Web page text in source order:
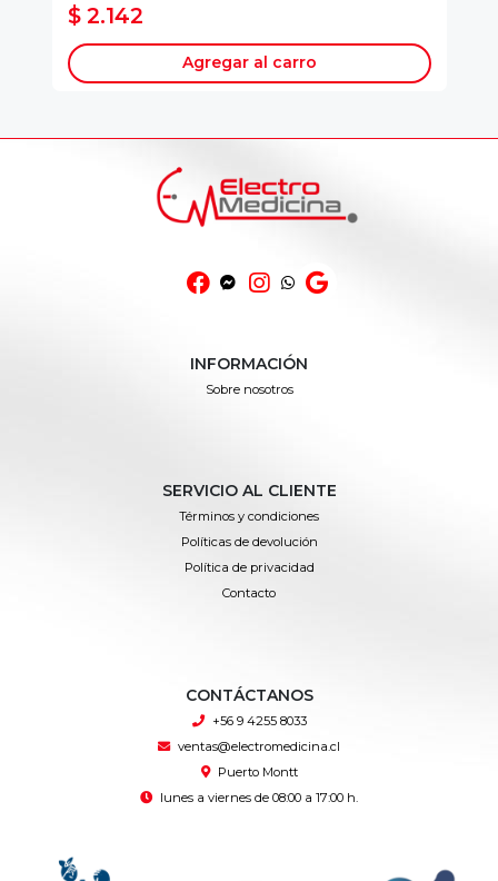
$ 2.142
Agregar al carro
INFORMACIÓN
Sobre nosotros
SERVICIO AL CLIENTE
Términos y condiciones
Políticas de devolución
Política de privacidad
Contacto
CONTÁCTANOS
+56 9 4255 8033
ventas@electromedicina.cl
Puerto Montt
lunes a viernes de 08:00 a 17:00 h.